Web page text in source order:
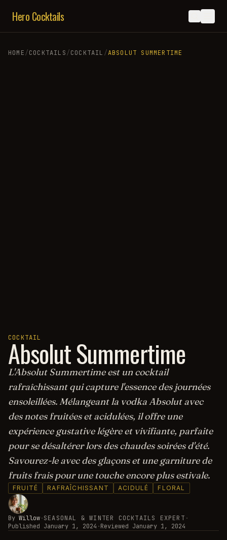
Hero Cocktails
HOME/COCKTAILS/COCKTAIL /ABSOLUT SUMMERTIME
COCKTAIL
Absolut Summertime
L'Absolut Summertime est un cocktail
rafraîchissant qui capture l'essence des journées
ensoleillées. Mélangeant la vodka Absolut avec
des notes fruitées et acidulées, il offre une
expérience gustative légère et vivifiante, parfaite
pour se désaltérer lors des chaudes soirées d'été.
Savourez-le avec des glaçons et une garniture de
fruits frais pour une touche encore plus estivale.
FRUITÉ RAFRAÎCHISSANT ACIDULÉ FLORAL
By Willow·SEASONAL & WINTER COCKTAILS EXPERT ·
Published January 1, 2024 ·Reviewed January 1, 2024